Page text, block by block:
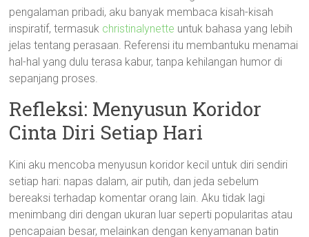
pengalaman pribadi, aku banyak membaca kisah-kisah
inspiratif, termasuk christinalynette untuk bahasa yang lebih
jelas tentang perasaan. Referensi itu membantuku menamai
hal-hal yang dulu terasa kabur, tanpa kehilangan humor di
sepanjang proses.
Refleksi: Menyusun Koridor
Cinta Diri Setiap Hari
Kini aku mencoba menyusun koridor kecil untuk diri sendiri
setiap hari: napas dalam, air putih, dan jeda sebelum
bereaksi terhadap komentar orang lain. Aku tidak lagi
menimbang diri dengan ukuran luar seperti popularitas atau
pencapaian besar, melainkan dengan kenyamanan batin